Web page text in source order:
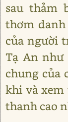
sau thảm
thơm danh
của người
Tạ An như
chung của
khi và
thanh cao